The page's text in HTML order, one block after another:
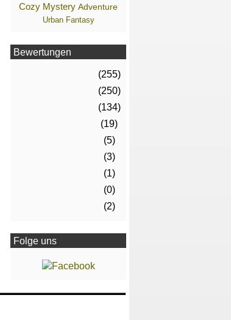
Cozy Mystery Adventure
Urban Fantasy
Bewertungen
(255)
(250)
(134)
(19)
(5)
(3)
(1)
(0)
(2)
Folge uns